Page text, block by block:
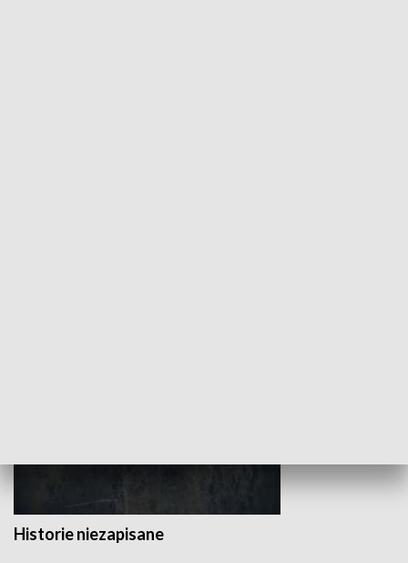
Historie niezapisane